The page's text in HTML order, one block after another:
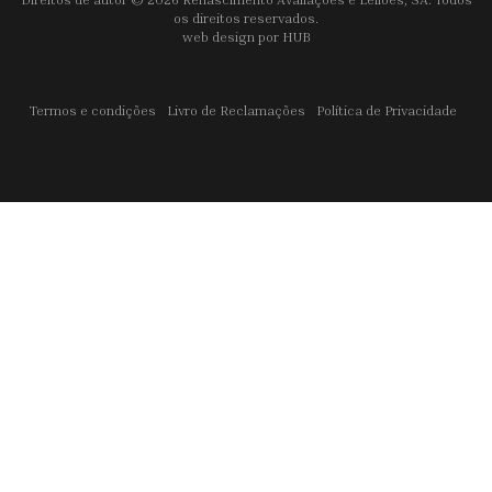
os direitos reservados.
web design por HUB
Termos e condições Livro de Reclamações Política de Privacidade